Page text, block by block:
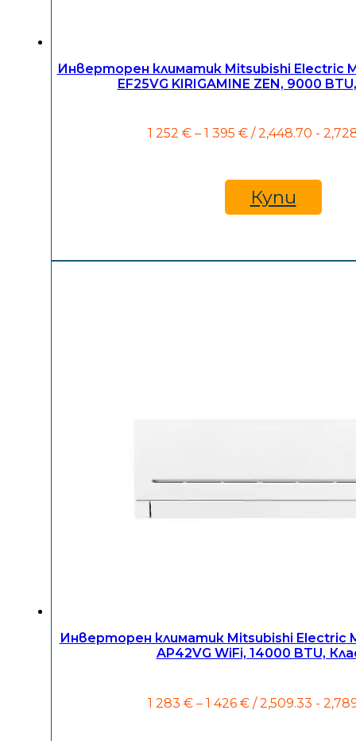
Инверторен климатик Mitsubishi Electric
EF25VG KIRIGAMINE ZEN, 9000
1 252 € – 1 395 €Price
252 €
through
1
/ 2,448.70 -
Купи
Инверторен климатик Mitsubishi Electric
AP42VG WiFi, 14000 BTU,
1 283 € – 1 426 €Price
/ 2,509.33 -